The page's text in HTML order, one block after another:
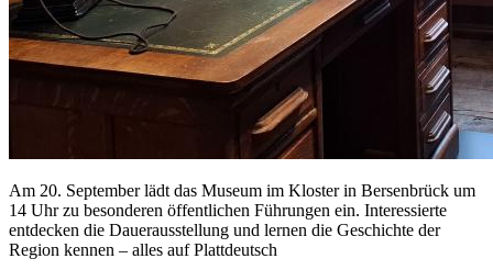
Am 20. September lädt das Museum im Kloster in Bersenbrück um
14 Uhr zu besonderen öffentlichen Führungen ein. Interessierte
entdecken die Dauerausstellung und lernen die Geschichte der
Region kennen – alles auf Plattdeutsch